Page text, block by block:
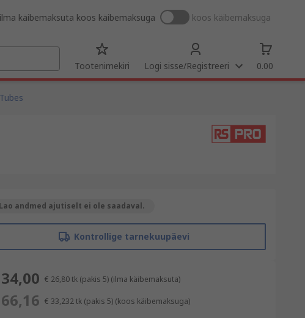
ilma käibemaksuta koos käibemaksuga koos käibemaksuga
Tootenimekiri Logi sisse/Registreeri 0.00
Lao andmed ajutiselt ei ole saadaval.
Kontrollige tarnekuupäevi
€ 26,80tk (pakis 5) (ilma käibemaksuta)
€ 33,232tk (pakis 5) (koos käibemaksuga)